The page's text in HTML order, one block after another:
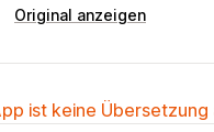
Original anzeigen
ist keine